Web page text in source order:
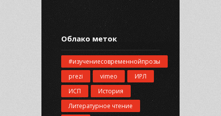
Облако меток
#изучениесовременнойпрозы
prezi
vimeo
ИРЛ
ИСП
История
Литературное чтение